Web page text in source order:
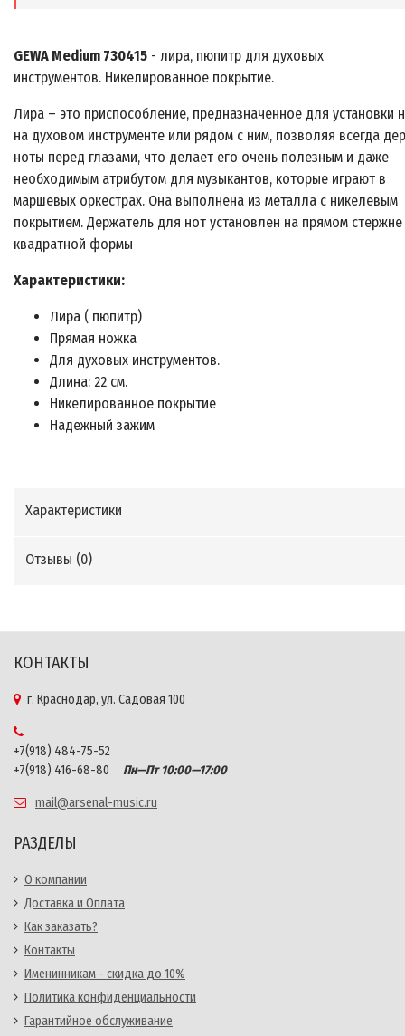
GEWA Medium 730415 - лира, пюпитр для духовых
инструментов. Никелированное покрытие.
Лира – это приспособление, предназначенное для установки
на духовом инструменте или рядом с ним, позволяя всегда
ноты перед глазами, что делает его очень полезным и даже
необходимым атрибутом для музыкантов, которые играют в
маршевых оркестрах. Она выполнена из металла с никелевым
покрытием. Держатель для нот установлен на прямом стержне
квадратной формы
Характеристики:
Лира ( пюпитр)
Прямая ножка
Для духовых инструментов.
Длина: 22 см.
Никелированное покрытие
Надежный зажим
Характеристики
Отзывы (0)
КОНТАКТЫ
г. Краснодар, ул. Садовая 100
+7(918) 484-75-52
+7(918) 416-68-80
Пн—Пт 10:00—17:00
mail@arsenal-music.ru
РАЗДЕЛЫ
О компании
Доставка и Оплата
Как заказать?
Контакты
Именинникам - скидка до 10%
Политика конфиденциальности
Гарантийное обслуживание